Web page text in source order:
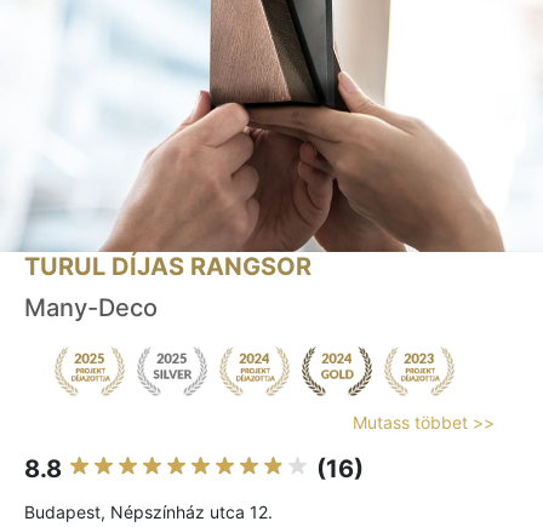
TURUL DÍJAS RANGSOR
Many-Deco
Mutass többet >>
8.8 (16)
Budapest, Népszínház utca 12.